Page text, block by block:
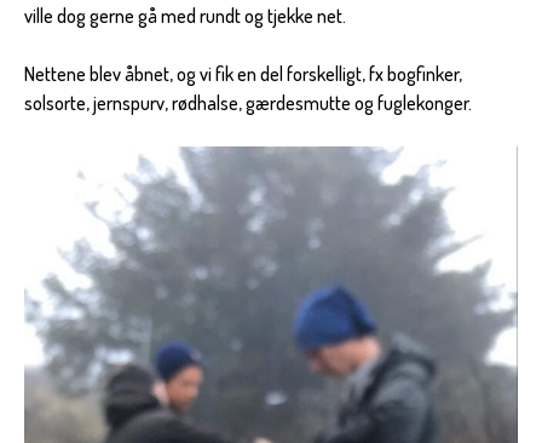
ville dog gerne gå med rundt og tjekke net.
Nettene blev åbnet, og vi fik en del forskelligt, fx bogfinker,
solsorte, jernspurv, rødhalse, gærdesmutte og fuglekonger.